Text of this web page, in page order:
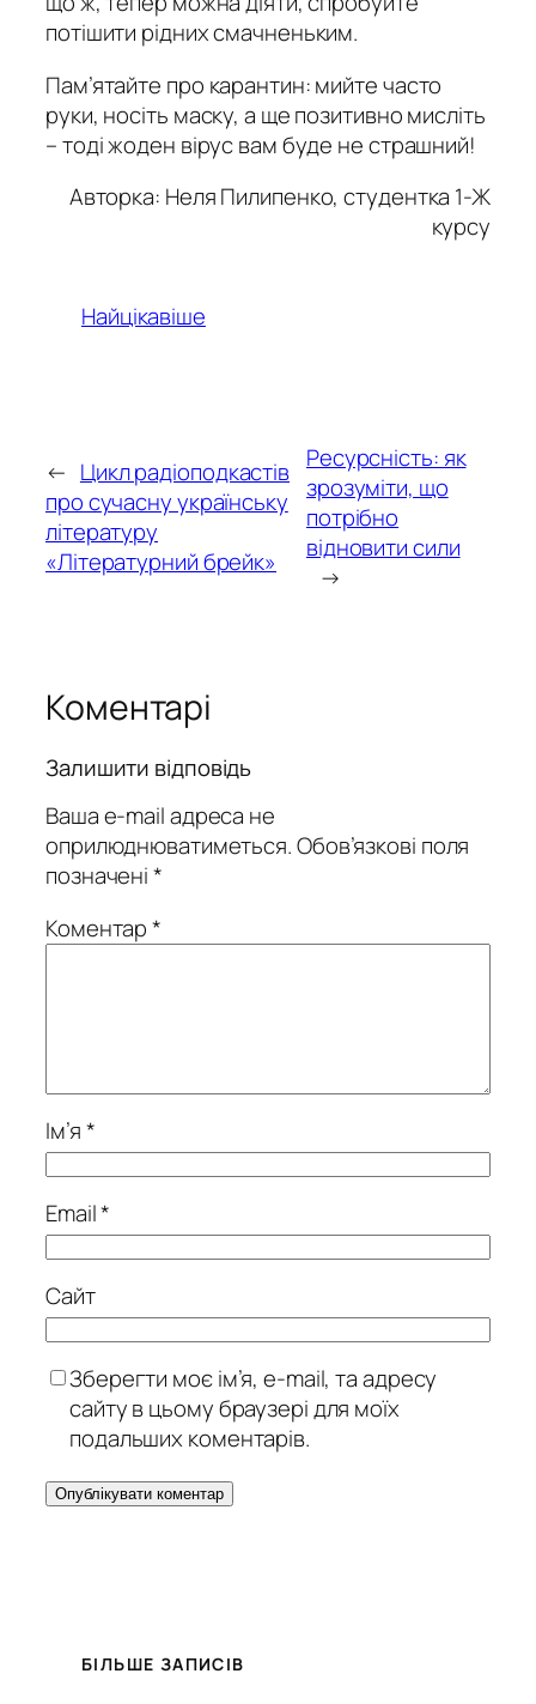
потішити рідних смачненьким.
Пам’ятайте про карантин: мийте часто
руки, носіть маску, а ще позитивно мисліть
– тоді жоден вірус вам буде не страшний!
Авторка: Неля Пилипенко, студентка 1-Ж
курсу
Найцікавіше
← Цикл радіоподкастів
про сучасну українську
літературу
«Літературний брейк»
Ресурсність: як
зрозуміти, що
потрібно
відновити сили
→
Коментарі
Залишити відповідь
Ваша e-mail адреса не
оприлюднюватиметься.Обов’язкові поля
позначені*
Коментар*
Ім’я*
Email*
Сайт
Зберегти моє ім’я, e-mail, та адресу
сайту в цьому браузері для моїх
подальших коментарів.
БІЛЬШЕ ЗАПИСІВ